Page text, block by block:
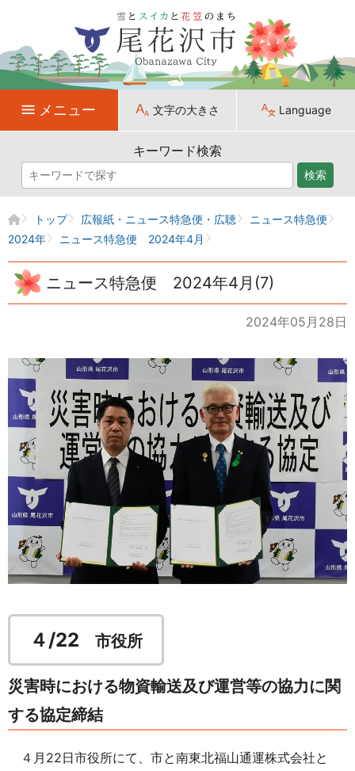
メニュー 文字の大きさ Language
キーワード検索
検索
トップ 広報紙・ニュース特急便・広聴
ニュース特急便
2024年
ニュース特急便 2024年4月
ニュース特急便 2024年4月(7)
2024年05月28日
４/22 市役所
災害時における物資輸送及び運営等の協力に関
する協定締結
４月22日市役所にて、市と南東北福山通運株式会社と